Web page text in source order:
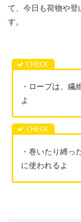
て、今日も荷物や
す。
・ロープは、
よ
・巻いたり縛っ
に使われるよ